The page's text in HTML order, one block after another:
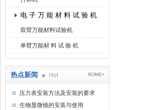
电 子 万 能 材 料 试 验 机
双臂万能材料试验机
单臂万能材 料 试 验 机
热点新闻 Hot ROME+
压力表安装方法及安装的要求
生物显微镜的安装与使用